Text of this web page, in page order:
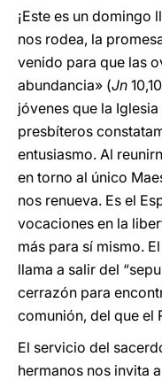
¡Este es un domingo
nos rodea, la
venido para que las
abundancia» (Jn
jóvenes que la
presbíteros
entusiasmo. Al
en torno al único
nos renueva. Es el
vocaciones en la
más para sí mismo.
llama a salir del
cerrazón para
comunión, del que el
El servicio del
hermanos nos invita